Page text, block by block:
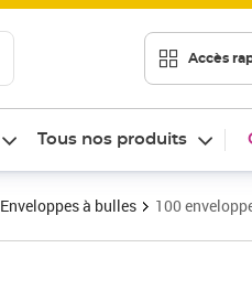
Accès
Tous nos produits
Enveloppes à bulles 100